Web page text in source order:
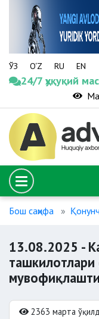
ЎЗ O‘Z RU EN
24/7 ҳуқуқий
Бош саҳифа
13.08.2025 -
2363 марта